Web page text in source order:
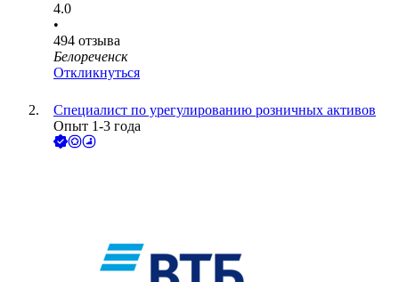
4.0
•
494 отзыва
Белореченск
Откликнуться
Специалист по урегулированию розничных активов
Опыт 1-3 года